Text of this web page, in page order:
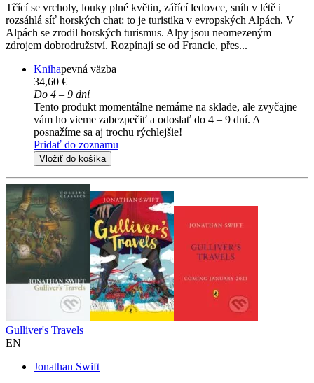
Tčící se vrcholy, louky plné květin, zářící ledovce, sníh v létě i
rozsáhlá síť horských chat: to je turistika v evropských Alpách. V
Alpách se zrodil horských turismus. Alpy jsou neomezeným
zdrojem dobrodružství. Rozpínají se od Francie, přes...
Knihapevná väzba
34,60 €
Do 4 – 9 dní
Tento produkt momentálne nemáme na sklade, ale zvyčajne
vám ho vieme zabezpečiť a odoslať do 4 – 9 dní. A
posnažíme sa aj trochu rýchlejšie!
Pridať do zoznamu
Vložiť do košíka
Gulliver's Travels
EN
Jonathan Swift